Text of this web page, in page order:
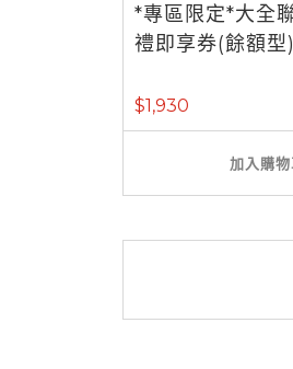
*專區限定*大全
禮即享券(餘額型)
$1,930
加入購物